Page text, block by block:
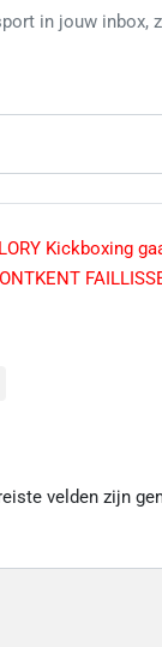
in jouw inbox,
Kickboxing
velden zijn